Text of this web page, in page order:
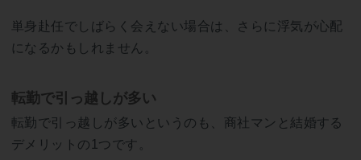
単身赴任でしばらく会えない場合は、さらに浮気が心配
になるかもしれません。
転勤で引っ越しが多い
転勤で引っ越しが多いというのも、商社マンと結婚する
デメリットの1つです。